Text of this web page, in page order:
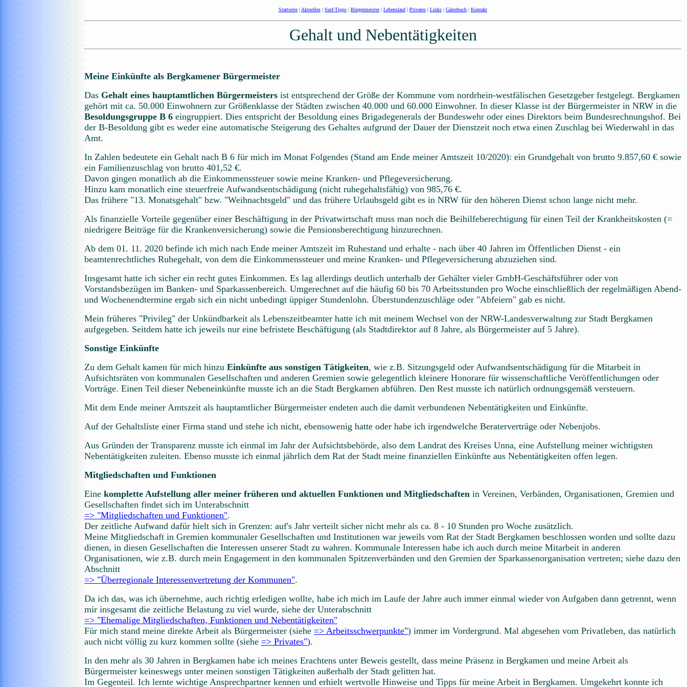
Startseite | Aktuelles | Surf-Tipps | Bürgermeister| Lebenslauf| Privates | Links | Gästebuch | Kontakt
Gehalt und Nebentätigkeiten
Meine Einkünfte als Bergkamener Bürgermeister
Das Gehalt eines hauptamtlichen Bürgermeisters ist entsprechend der Größe der Kommune vom nordrhein-westfälischen Gesetzgeber festgelegt. Bergkamen
gehört mit ca. 50.000 Einwohnern zur Größenklasse der Städten zwischen 40.000 und 60.000 Einwohner. In dieser Klasse ist der Bürgermeister in NRW in die
Besoldungsgruppe B 6 eingruppiert. Dies entspricht der Besoldung eines Brigadegenerals der Bundeswehr oder eines Direktors beim Bundesrechnungshof. Bei
der B-Besoldung gibt es weder eine automatische Steigerung des Gehaltes aufgrund der Dauer der Dienstzeit noch etwa einen Zuschlag bei Wiederwahl in das
Amt.
In Zahlen bedeutete ein Gehalt nach B 6 für mich im Monat Folgendes (Stand am Ende meiner Amtszeit 10/2020): ein Grundgehalt von brutto 9.857,60 € sowie
ein Familienzuschlag von brutto 401,52 €.
Davon gingen monatlich ab die Einkommenssteuer sowie meine Kranken- und Pflegeversicherung.
Hinzu kam monatlich eine steuerfreie Aufwandsentschädigung (nicht ruhegehaltsfähig) von 985,76 €.
Das frühere "13. Monatsgehalt" bzw. "Weihnachtsgeld" und das frühere Urlaubsgeld gibt es in NRW für den höheren Dienst schon lange nicht mehr.
Als finanzielle Vorteile gegenüber einer Beschäftigung in der Privatwirtschaft muss man noch die Beihilfeberechtigung für einen Teil der Krankheitskosten (=
niedrigere Beiträge für die Krankenversicherung) sowie die Pensionsberechtigung hinzurechnen.
Ab dem 01. 11. 2020 befinde ich mich nach Ende meiner Amtszeit im Ruhestand und erhalte - nach über 40 Jahren im Öffentlichen Dienst - ein
beamtenrechtliches Ruhegehalt, von dem die Einkommenssteuer und meine Kranken- und Pflegeversicherung abzuziehen sind.
Insgesamt hatte ich sicher ein recht gutes Einkommen. Es lag allerdings deutlich unterhalb der Gehälter vieler GmbH-Geschäftsführer oder von
Vorstandsbezügen im Banken- und Sparkassenbereich. Umgerechnet auf die häufig 60 bis 70 Arbeitsstunden pro Woche einschließlich der regelmäßigen Abend-
und Wochenendtermine ergab sich ein nicht unbedingt üppiger Stundenlohn. Überstundenzuschläge oder "Abfeiern" gab es nicht.
Mein früheres "Privileg" der Unkündbarkeit als Lebenszeitbeamter hatte ich mit meinem Wechsel von der NRW-Landesverwaltung zur Stadt Bergkamen
aufgegeben. Seitdem hatte ich jeweils nur eine befristete Beschäftigung (als Stadtdirektor auf 8 Jahre, als Bürgermeister auf 5 Jahre).
Sonstige Einkünfte
Zu dem Gehalt kamen für mich hinzu Einkünfte aus sonstigen Tätigkeiten, wie z.B. Sitzungsgeld oder Aufwandsentschädigung für die Mitarbeit in
Aufsichtsräten von kommunalen Gesellschaften und anderen Gremien sowie gelegentlich kleinere Honorare für wissenschaftliche Veröffentlichungen oder
Vorträge. Einen Teil dieser Nebeneinkünfte musste ich an die Stadt Bergkamen abführen. Den Rest musste ich natürlich ordnungsgemäß versteuern.
Mit dem Ende meiner Amtszeit als hauptamtlicher Bürgermeister endeten auch die damit verbundenen Nebentätigkeiten und Einkünfte.
Auf der Gehaltsliste einer Firma stand und stehe ich nicht, ebensowenig hatte oder habe ich irgendwelche Beraterverträge oder Nebenjobs.
Aus Gründen der Transparenz musste ich einmal im Jahr der Aufsichtsbehörde, also dem Landrat des Kreises Unna, eine Aufstellung meiner wichtigsten
Nebentätigkeiten zuleiten. Ebenso musste ich einmal jährlich dem Rat der Stadt meine finanziellen Einkünfte aus Nebentätigkeiten offen legen.
Mitgliedschaften und Funktionen
Eine komplette Aufstellung aller meiner früheren und aktuellen Funktionen und Mitgliedschaften in Vereinen, Verbänden, Organisationen, Gremien und
Gesellschaften findet sich im Unterabschnitt
=> "Mitgliedschaften und Funktionen".
Der zeitliche Aufwand dafür hielt sich in Grenzen: auf's Jahr verteilt sicher nicht mehr als ca. 8 - 10 Stunden pro Woche zusätzlich.
Meine Mitgliedschaft in Gremien kommunaler Gesellschaften und Institutionen war jeweils vom Rat der Stadt Bergkamen beschlossen worden und sollte dazu
dienen, in diesen Gesellschaften die Interessen unserer Stadt zu wahren. Kommunale Interessen habe ich auch durch meine Mitarbeit in anderen
Organisationen, wie z.B. durch mein Engagement in den kommunalen Spitzenverbänden und den Gremien der Sparkassenorganisation vertreten; siehe dazu den
Abschnitt
=> "Überregionale Interessenvertretung der Kommunen".
Da ich das, was ich übernehme, auch richtig erledigen wollte, habe ich mich im Laufe der Jahre auch immer einmal wieder von Aufgaben dann getrennt, wenn
mir insgesamt die zeitliche Belastung zu viel wurde, siehe der Unterabschnitt
=> "Ehemalige Mitgliedschaften, Funktionen und Nebentätigkeiten"
Für mich stand meine direkte Arbeit als Bürgermeister (siehe => Arbeitsschwerpunkte") immer im Vordergrund. Mal abgesehen vom Privatleben, das natürlich
auch nicht völlig zu kurz kommen sollte (siehe => Privates").
In den mehr als 30 Jahren in Bergkamen habe ich meines Erachtens unter Beweis gestellt, dass meine Präsenz in Bergkamen und meine Arbeit als
Bürgermeister keineswegs unter meinen sonstigen Tätigkeiten außerhalb der Stadt gelitten hat.
Im Gegenteil. Ich lernte wichtige Ansprechpartner kennen und erhielt wertvolle Hinweise und Tipps für meine Arbeit in Bergkamen. Umgekehrt konnte ich